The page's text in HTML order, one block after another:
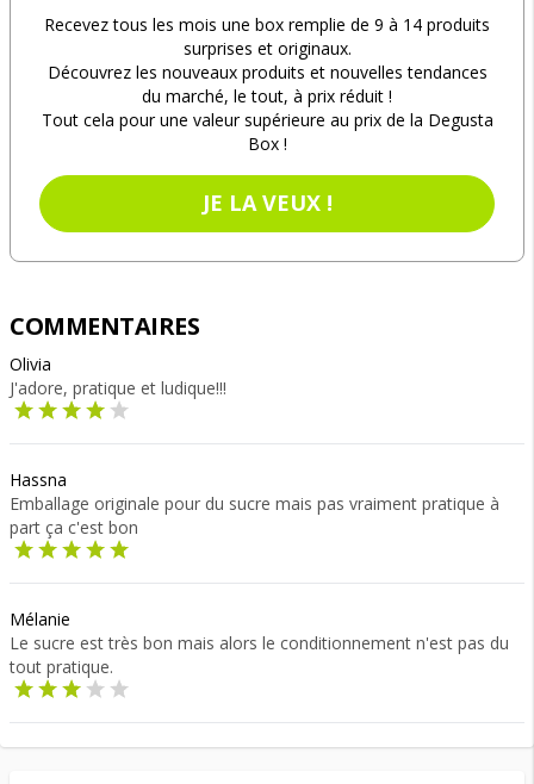
Recevez tous les mois une box remplie de 9 à 14 produits
surprises et originaux.
Découvrez les nouveaux produits et nouvelles tendances
du marché, le tout, à prix réduit !
Tout cela pour une valeur supérieure au prix de la Degusta
Box !
JE LA VEUX !
COMMENTAIRES
Olivia
J'adore, pratique et ludique!!!
Hassna
Emballage originale pour du sucre mais pas vraiment pratique à
part ça c'est bon
Mélanie
Le sucre est très bon mais alors le conditionnement n'est pas du
tout pratique.